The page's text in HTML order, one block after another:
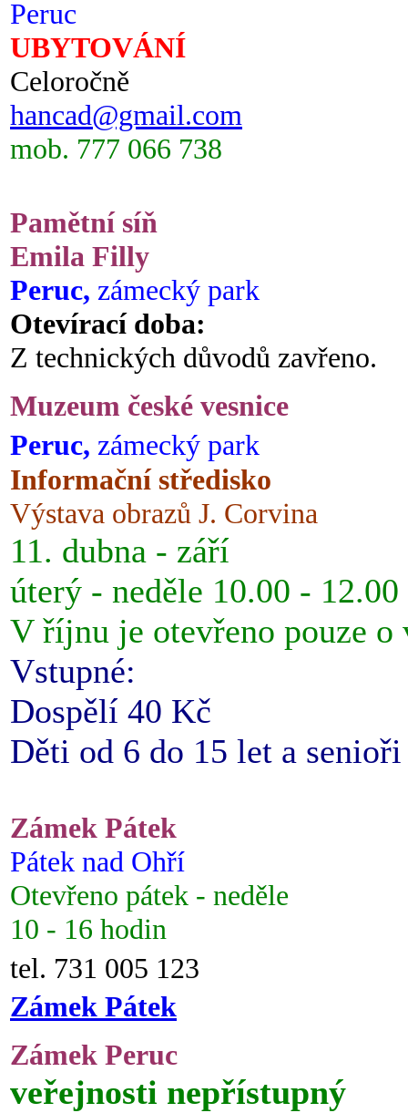
Peruc
UBYTOVÁNÍ
Celoročně
hancad@gmail.com
mob. 777 066 738
Pamětní síň
Emila Filly
Peruc, zámecký park
Otevírací doba:
Z technických důvodů zavřeno.
Muzeum české vesnice
Peruc, zámecký park
Informační středisko
Výstava obrazů J. Corvina
11. dubna - září
úterý - neděle 10.00 -
V říjnu je otevřeno pouze o
Vstupné:
Dospělí 40 Kč
Děti od 6 do 15 let a
Zámek Pátek
Pátek nad Ohří
Otevřeno pátek - neděle
10 - 16 hodin
tel. 731 005 123
Zámek Pátek
Zámek Peruc
veřejnosti nepřístupný